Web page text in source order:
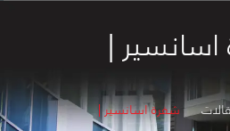
|
شفرة اسانسير |